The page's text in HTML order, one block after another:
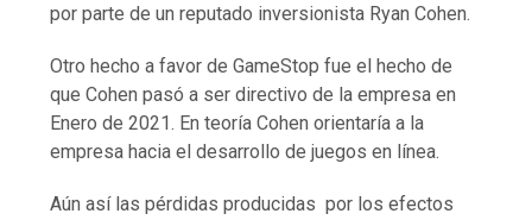
por parte de un reputado inversionista Ryan Cohen.
Otro hecho a favor de GameStop fue el hecho de
que Cohen pasó a ser directivo de la empresa en
Enero de 2021. En teoría Cohen orientaría a la
empresa hacia el desarrollo de juegos en línea.
Aún así las pérdidas producidas por los efectos